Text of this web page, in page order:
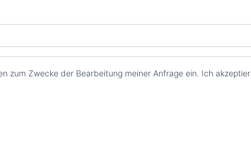
zum Zwecke der Bearbeitung meiner Anfrage ein. Ich